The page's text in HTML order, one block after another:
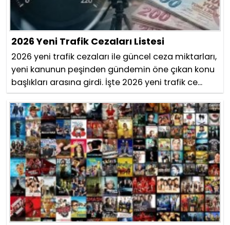
2026 Yeni Trafik Cezaları Listesi
2026 yeni trafik cezaları ile güncel ceza miktarları,
yeni kanunun peşinden gündemin öne çıkan konu
başlıkları arasına girdi. İşte 2026 yeni trafik ce...